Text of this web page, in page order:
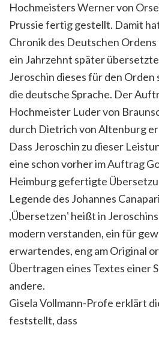
Hochmeisters Werner von
Prussie fertig gestellt. Damit
Chronik des Deutschen
ein Jahrzehnt später
Jeroschin dieses für den
die deutsche Sprache. Der
Hochmeister Luder von
durch Dietrich von Altenburg
Dass Jeroschin zu dieser
eine schon vorher im Auftrag
Heimburg gefertigte
Legende des Johannes
,Übersetzenʽ heißt in
modern verstanden, ein für
erwartendes, eng am Original
Übertragen eines Textes einer
andere.
Gisela Vollmann-Profe erklärt
feststellt, dass